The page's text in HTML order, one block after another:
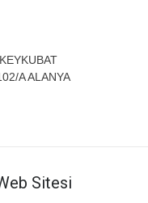
A ALANYA
Sitesi